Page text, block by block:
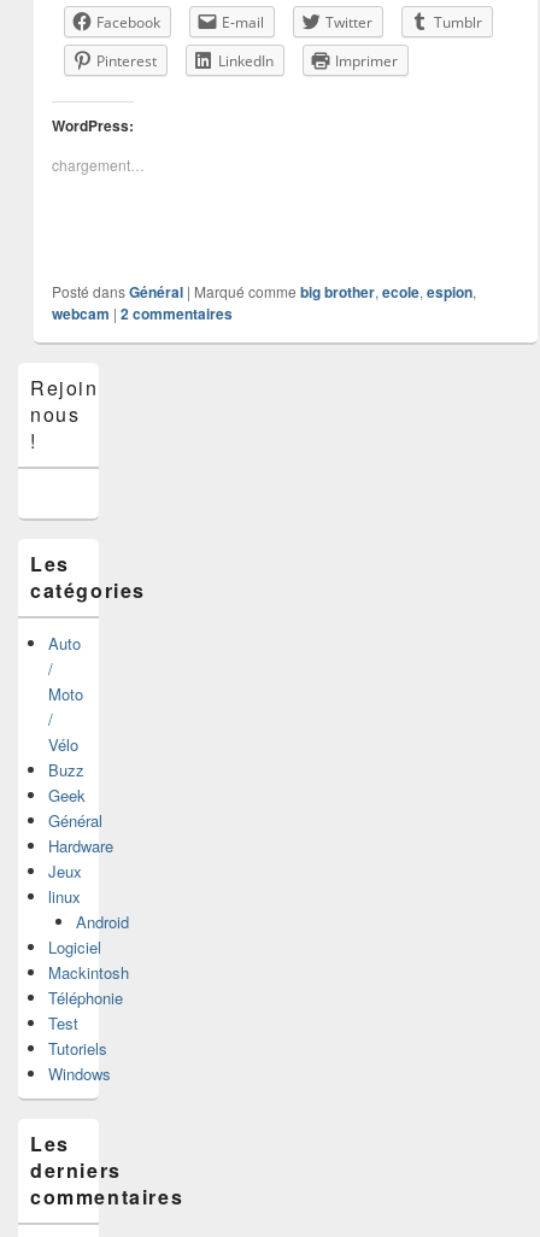
Facebook E-mail Twitter
Tumblr
Pinterest
LinkedIn Imprimer
WordPress:
chargement…
Posté dans Général | Marqué comme big brother, ecole, espion,
webcam | 2commentaires
principale
de
widget
latérale
Rejoins-
nous
!
Les
catégories
Auto
/
Moto
/
Vélo
Buzz
Geek
Général
Hardware
Jeux
linux
Android
Logiciel
Mackintosh
Téléphonie
Test
Tutoriels
Windows
Les
derniers
commentaires